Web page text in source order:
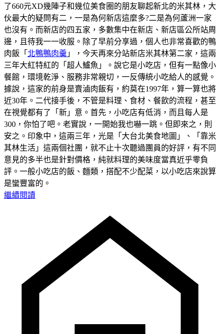
了660元XD幾陣子和幾位美食圈的朋友聊起新北的米其林，大
伙最大的疑問有二，一是為何新店這麼多?二是為何蘆洲一家
也沒有。而新店的四五家，多數集中在新店、新店區公所站周
邊，且待我一一收服。除了早前分享過，個人也非常喜歡的鴨
肉飯「 北鴨鴨肉羹 」，今天再來分站新店米其林第二家，這兩
三年大紅特紅的「超人鱸魚」。說它是小吃店，但有一點像小
餐館，環境乾淨、服務非常親切，一反傳統小吃給人的感覺。
據說，這家的前身是賣滷肉飯有，約莫在1997年，算一算也將
近30年。二代接手後，不管是料理、食材、餐飲的流程，甚至
在視覺都有了「新」意。首先，小吃店有低消，而且每人是
300，你怕了吧。老實說，一開始我也嚇一跳。但即來之，則
安之。印象中，這兩三年，光是「大台北美食地圖」、「靠米
其林生活」這兩個社團，就不止十次聽過團員的好評，有不同
意見的多半也是針對價格，純就料理的美味度當真近乎零負
評。一般小吃店的飯、麵類，搭配不少配菜，以小吃店來說算
是蠻豐富的。
繼續閱讀